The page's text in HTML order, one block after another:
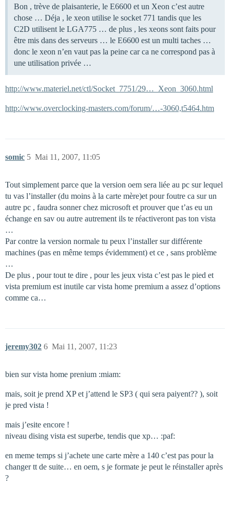
Bon , trève de plaisanterie, le E6600 et un Xeon c’est autre
chose … Déja , le xeon utilise le socket 771 tandis que les
C2D utilisent le LGA775 … de plus , les xeons sont faits pour
être mis dans des serveurs … le E6600 est un multi taches …
donc le xeon n’en vaut pas la peine car ca ne correspond pas à
une utilisation privée …
http://www.materiel.net/ctl/Socket_7751/29…_Xeon_3060.html
http://www.overclocking-masters.com/forum/…-3060,t5464.htm
somic Mai 11, 2007, 11:05
5
Tout simplement parce que la version oem sera liée au pc sur lequel
tu vas l’installer (du moins à la carte mère)et pour foutre ca sur un
autre pc , faudra sonner chez microsoft et prouver que t’as eu un
échange en sav ou autre autrement ils te réactiveront pas ton vista
…
Par contre la version normale tu peux l’installer sur différente
machines (pas en même temps évidemment) et ce , sans problème
…
De plus , pour tout te dire , pour les jeux vista c’est pas le pied et
vista premium est inutile car vista home premium a assez d’options
comme ca…
jeremy302 Mai 11, 2007, 11:23
6
bien sur vista home prenium :miam:
mais, soit je prend XP et j’attend le SP3 ( qui sera paiyent?? ), soit
je pred vista !
mais j’esite encore !
niveau dising vista est superbe, tendis que xp… :paf:
en meme temps si j’achete une carte mère a 140 c’est pas pour la
changer tt de suite… en oem, s je formate je peut le réinstaller après
?